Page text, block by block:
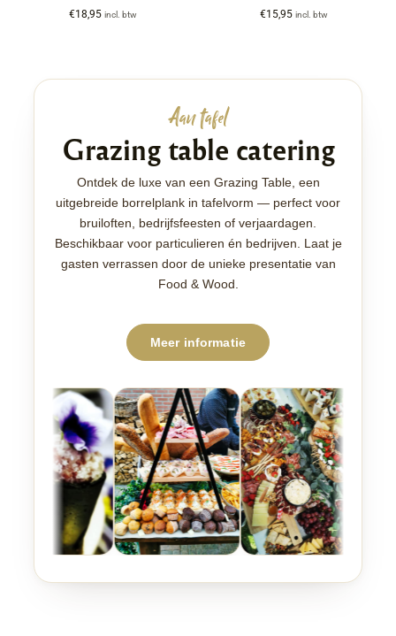
€18,95 incl. btw €15,95 incl. btw
Aan tafel
Grazing table catering
Ontdek de luxe van een Grazing Table, een
uitgebreide borrelplank in tafelvorm — perfect voor
bruiloften, bedrijfsfeesten of verjaardagen.
Beschikbaar voor particulieren én bedrijven. Laat je
gasten verrassen door de unieke presentatie van
Food & Wood.
Meer informatie